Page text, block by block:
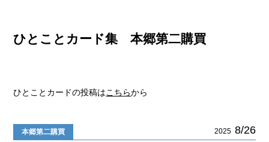
ひとことカード集 本郷第二購買
ひとことカードの投稿はこちらから
本郷第二購買 2025 8/26